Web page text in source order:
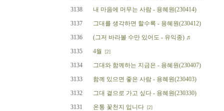
3138
내 마음에 머무는 사람 - 용혜원(230414)
3137
그대를 생각하면 할수록 - 용혜원(230412)
3136
(그저 바라볼 수만 있어도 - 유익종) ♬
3135
4월 [2]
3134
그대와 함께하는 지금은 - 용혜원(230407)
3133
함께 있으면 좋은 사람 - 용혜원(230403)
3132
그대 곁으로 가고 싶다 - 용혜원(230330)
3131
온통 꽃천지 입니다 [2]